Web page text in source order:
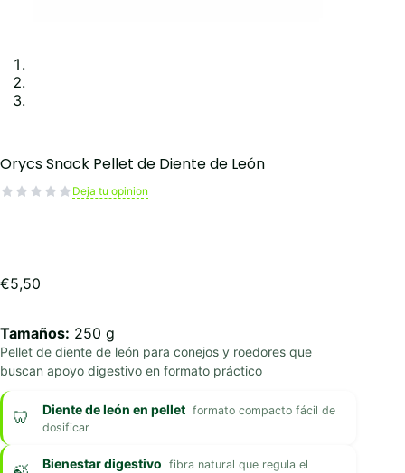
Orycs Snack Pellet de Diente de León
Deja tu opinion
€5,50
Tamaños: 250 g
Pellet de diente de león para conejos y roedores que
buscan apoyo digestivo en formato práctico
Diente de león en pellet formato compacto fácil de
dosificar
Bienestar digestivo fibra natural que regula el